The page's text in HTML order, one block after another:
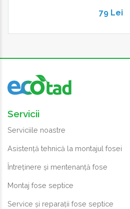
79 Lei
Servicii
Serviciile noastre
Asistență tehnică la montajul fosei
Întreținere și mentenanță fose
Montaj fose septice
Service și reparații fose septice